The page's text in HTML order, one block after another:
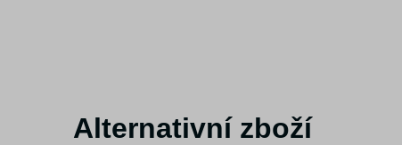
Alternativní zboží